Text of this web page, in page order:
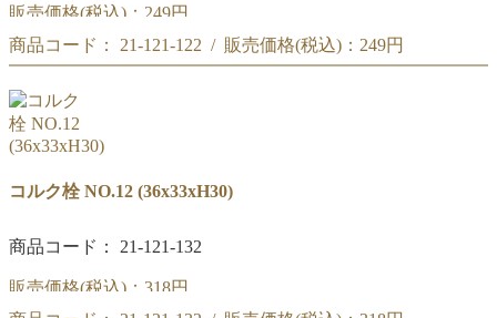
販売価格(税込)： 249円
コルク栓 NO.11
商品コード： 21-121-122 / 販売価格(税込)： 249円
コルク栓 NO.11
(33x30xH24)
コルク栓 NO.12 (36x33xH30)
商品コード： 21-121-132
販売価格(税込)： 318円